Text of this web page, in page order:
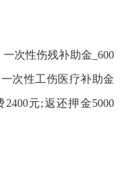
次性伤残补助金_600
次性工伤医疗补助金
元;返还押金5000